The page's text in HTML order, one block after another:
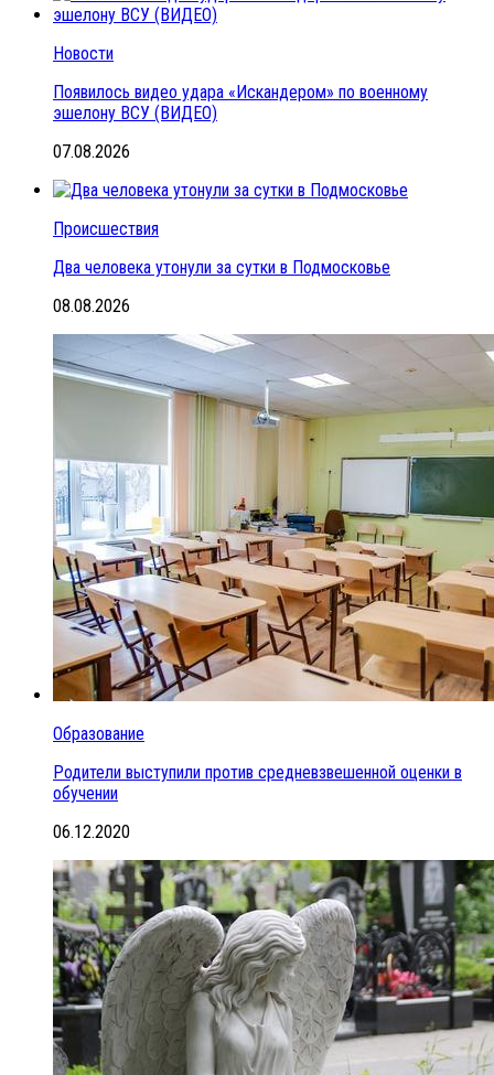
Новости
Появилось видео удара «Искандером» по военному
эшелону ВСУ (ВИДЕО)
07.08.2026
Происшествия
Два человека утонули за сутки в Подмосковье
08.08.2026
Образование
Родители выступили против средневзвешенной оценки в
обучении
06.12.2020